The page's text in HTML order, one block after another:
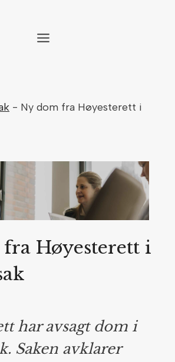
- Ny dom fra Høyesterett i
Høyesterett i
har avsagt dom i
Saken avklarer